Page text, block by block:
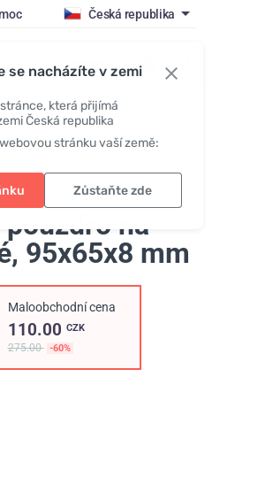
se nacházíte v zemi
která přijímá
Česká republika
stránku vaší země:
Zůstaňte zde
Česká republika
Vstoupit
"25th anniversary"
na
, 95х65х8 mm
Maloobchodní cena
110.00 CZK
275.00 -60%